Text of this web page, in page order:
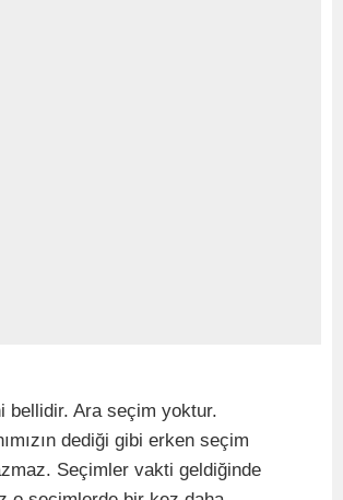
bellidir. Ara seçim yoktur.
dediği gibi erken seçim
Seçimler vakti geldiğinde